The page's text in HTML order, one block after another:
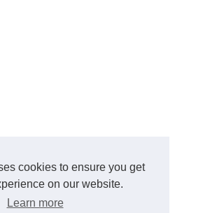
cookies to ensure you get
on our website.
Learn more